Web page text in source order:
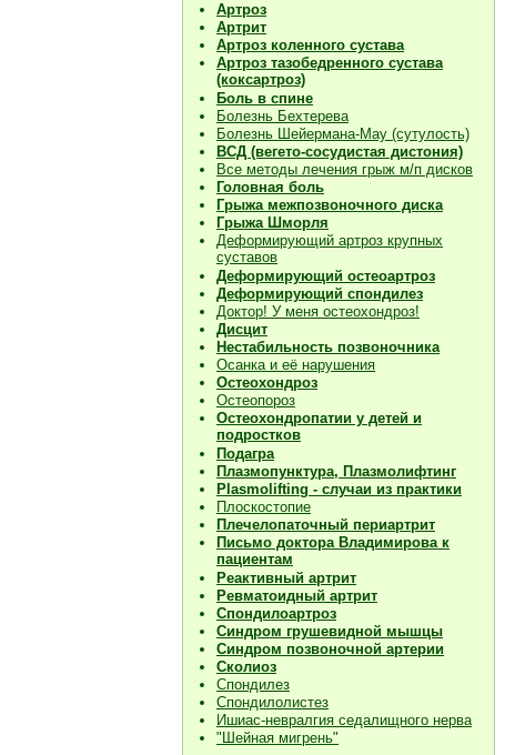
Артроз
Артрит
Артроз коленного сустава
Артроз тазобедренного сустава
(коксартроз)
Боль в спине
Болезнь Бехтерева
Болезнь Шейермана-Мау (сутулость)
ВСД (вегето-сосудистая дистония)
Все методы лечения грыж м/п дисков
Головная боль
Грыжа межпозвоночного диска
Грыжа Шморля
Деформирующий артроз крупных
суставов
Деформирующий остеоартроз
Деформирующий спондилез
Доктор! У меня остеохондроз!
Дисцит
Нестабильность позвоночника
Осанка и её нарушения
Остеохондроз
Остеопороз
Остеохондропатии у детей и
подростков
Подагра
Плазмопунктура, Плазмолифтинг
Plasmolifting - случаи из практики
Плоскостопие
Плечелопаточный периартрит
Письмо доктора Владимирова к
пациентам
Реактивный артрит
Ревматоидный артрит
Спондилоартроз
Синдром грушевидной мышцы
Синдром позвоночной артерии
Сколиоз
Спондилез
Спондилолистез
Ишиас-невралгия седалищного нерва
"Шейная мигрень"